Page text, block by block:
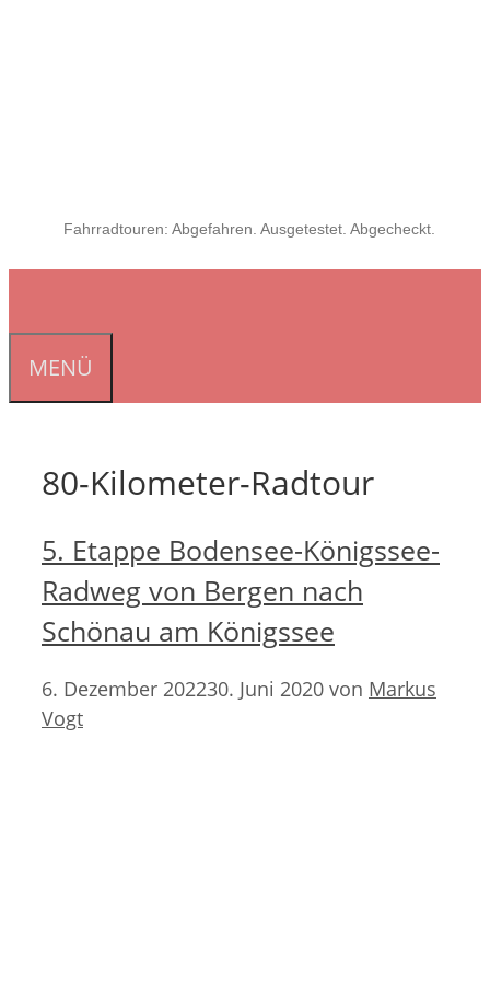
Fahrradtouren: Abgefahren. Ausgetestet. Abgecheckt.
MENÜ
80-Kilometer-Radtour
5. Etappe Bodensee-Königssee-
Radweg von Bergen nach
Schönau am Königssee
6. Dezember 202230. Juni 2020 von Markus
Vogt